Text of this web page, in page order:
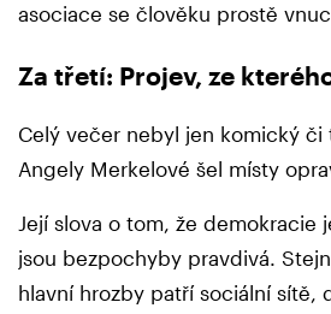
asociace se člověku prostě
Za třetí: Projev, ze
Celý večer nebyl jen komický či
Angely Merkelové šel místy
Její slova o tom, že demokracie
jsou bezpochyby pravdivá.
hlavní hrozby patří sociální sítě,